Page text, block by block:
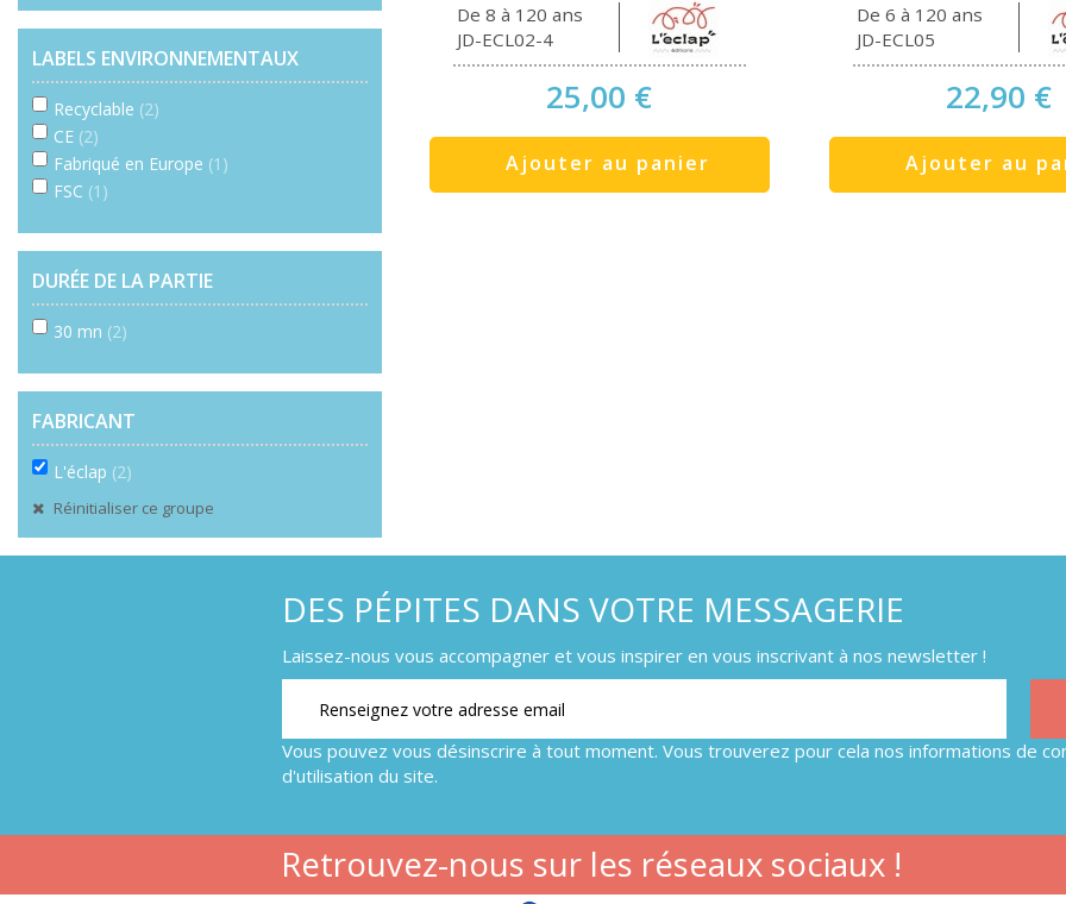
LABELS ENVIRONNEMENTAUX
Recyclable (2)
CE (2)
Fabriqué en Europe (1)
FSC (1)
DURÉE DE LA PARTIE
30 mn (2)
FABRICANT
L'éclap (2)
Réinitialiser ce groupe
De 8 à 120 ans
JD-ECL02-4
25,00 €
Ajouter au panier
De 6 à 120 ans
JD-ECL05
22,90 €
Ajouter au
DES PÉPITES DANS VOTRE MESSAGERIE
Laissez-nous vous accompagner et vous inspirer en vous inscrivant à nos newsletter !
Vous pouvez vous désinscrire à tout moment. Vous trouverez pour cela nos informations de
d'utilisation du site.
Retrouvez-nous sur les réseaux sociaux !